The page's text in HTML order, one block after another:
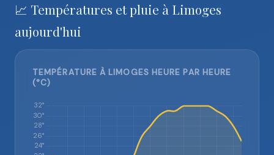
📈 Températures et pluie à Limoges
aujourd'hui
TEMPÉRATURE À LIMOGES HEURE PAR HEURE
(°C)